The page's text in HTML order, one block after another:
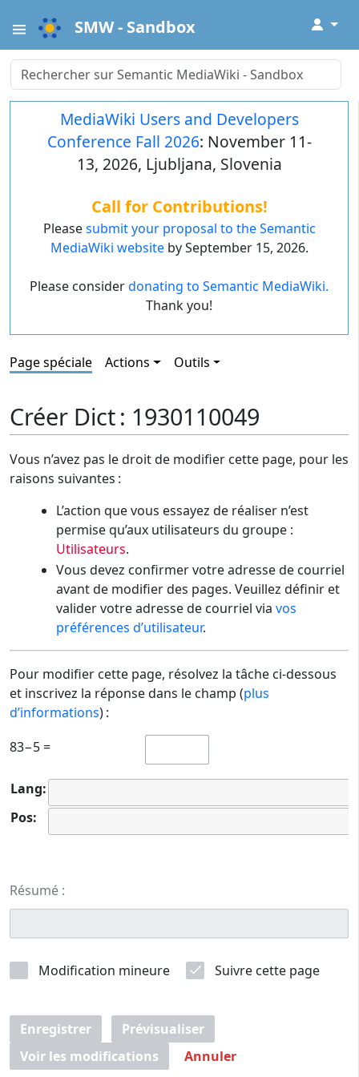
SMW - Sandbox ↓
MediaWiki Users and Developers
Conference Fall 2026: November 11-
13, 2026, Ljubljana, Slovenia
Call for Contributions!
Pleasesubmit your proposal to the Semantic
MediaWiki websiteby September 15, 2026.
Please considerdonating to Semantic MediaWiki.
Thank you!
Page spéciale Actions Outils
Créer Dict : 1930110049
Vous n’avez pas le droit de modifier cette page, pour les
raisons suivantes :
L’action que vous essayez de réaliser n’est
permise qu’aux utilisateurs du groupe :
Utilisateurs.
Vous devez confirmer votre adresse de courriel
avant de modifier des pages. Veuillez définir et
valider votre adresse de courriel via vos
préférences d’utilisateur.
Pour modifier cette page, résolvez la tâche ci-dessous
et inscrivez la réponse dans le champ (plus
d’informations) :
83−5 =
Lang:
Pos:
Résumé :
Modification mineure Suivre cette page
Enregistrer
Prévisualiser
Voir les modifications
Annuler